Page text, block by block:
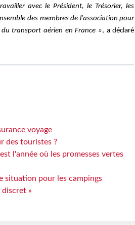
avec le Président, le Trésorier, les
des membres de l'association pour
transport aérien en France », a déclaré
voyage
des touristes ?
l'année où les promesses vertes
situation pour les campings
»